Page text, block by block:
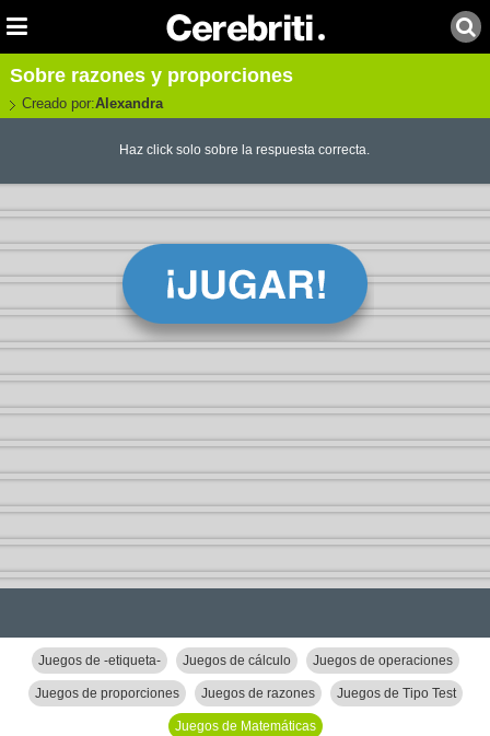
Sobre razones y proporciones
Creado por:Alexandra
Haz click solo sobre la respuesta correcta.
Juegos de -etiqueta- Juegos de cálculo Juegos de operaciones
Juegos de proporciones Juegos de razones Juegos de Tipo Test
Juegos de Matemáticas